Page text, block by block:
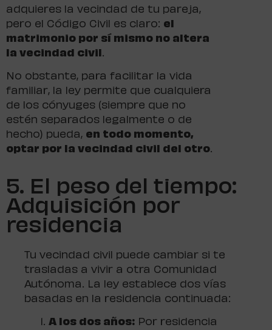
adquieres la vecindad de tu pareja,
pero el Código Civil es claro: el
matrimonio por sí mismo no altera
la vecindad civil .
No obstante, para facilitar la vida
familiar, la ley permite que cualquiera
de los cónyuges (siempre que no
estén separados legalmente o de
hecho) pueda, en todo momento,
optar por la vecindad civil del otro.
5. El peso del tiempo:
Adquisición por
residencia
Tu vecindad civil puede cambiar si te
trasladas a vivir a otra Comunidad
Autónoma. La ley establece dos vías
basadas en la residencia continuada:
A los dos años:Por residencia